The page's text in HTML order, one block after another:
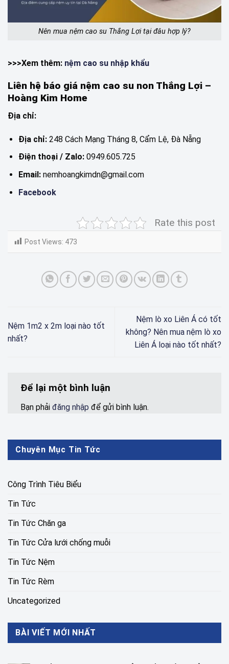
Nên mua nệm cao su Thắng Lợi tại đâu hợp lý?
>>>Xem thêm: nệm cao su nhập khẩu
Liên hệ báo giá nệm cao su non Thắng Lợi –
Hoàng Kim Home
Địa chỉ:
Địa chỉ:248 Cách Mạng Tháng 8, Cẩm Lệ, Đà Nẵng
Điện thoại / Zalo: 0949.605.725
Email: nemhoangkimdn@gmail.com
Facebook
Rate this post
Post Views: 473
Nệm 1m2 x 2m loại nào tốt
nhất?
Nệm lò xo Liên Á có tốt
không? Nên mua nệm lò xo
Liên Á loại nào tốt nhất?
Để lại một bình luận
Bạn phải đăng nhập để gửi bình luận.
Chuyên Mục Tin Tức
Công Trình Tiêu Biểu
Tin Tức
Tin Tức Chăn ga
Tin Tức Cửa lưới chống muỗi
Tin Tức Nệm
Tin Tức Rèm
Uncategorized
BÀI VIẾT MỚI NHẤT